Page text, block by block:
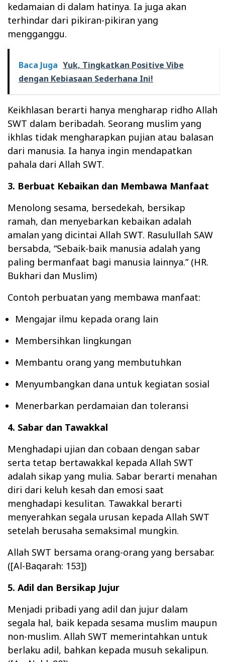
kedamaian di dalam hatinya. Ia juga akan
terhindar dari pikiran-pikiran yang
mengganggu.
Baca Juga Yuk, Tingkatkan Positive Vibe
dengan Kebiasaan Sederhana Ini!
Keikhlasan berarti hanya mengharap ridho Allah
SWT dalam beribadah. Seorang muslim yang
ikhlas tidak mengharapkan pujian atau balasan
dari manusia. Ia hanya ingin mendapatkan
pahala dari Allah SWT.
3. Berbuat Kebaikan dan Membawa Manfaat
Menolong sesama, bersedekah, bersikap
ramah, dan menyebarkan kebaikan adalah
amalan yang dicintai Allah SWT. Rasulullah SAW
bersabda, “Sebaik-baik manusia adalah yang
paling bermanfaat bagi manusia lainnya.” (HR.
Bukhari dan Muslim)
Contoh perbuatan yang membawa manfaat:
Mengajar ilmu kepada orang lain
Membersihkan lingkungan
Membantu orang yang membutuhkan
Menyumbangkan dana untuk kegiatan sosial
Menerbarkan perdamaian dan toleransi
4. Sabar dan Tawakkal
Menghadapi ujian dan cobaan dengan sabar
serta tetap bertawakkal kepada Allah SWT
adalah sikap yang mulia. Sabar berarti menahan
diri dari keluh kesah dan emosi saat
menghadapi kesulitan. Tawakkal berarti
menyerahkan segala urusan kepada Allah SWT
setelah berusaha semaksimal mungkin.
Allah SWT bersama orang-orang yang bersabar.
([Al-Baqarah: 153])
5. Adil dan Bersikap Jujur
Menjadi pribadi yang adil dan jujur dalam
segala hal, baik kepada sesama muslim maupun
non-muslim. Allah SWT memerintahkan untuk
berlaku adil, bahkan kepada musuh sekalipun.